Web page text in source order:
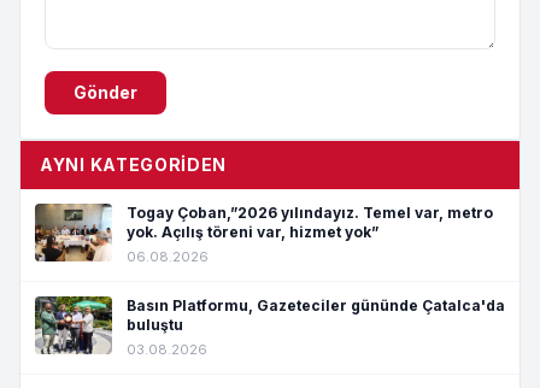
Gönder
AYNI KATEGORIDEN
Togay Çoban,”2026 yılındayız. Temel var, metro
yok. Açılış töreni var, hizmet yok”
06.08.2026
Basın Platformu, Gazeteciler gününde Çatalca'da
buluştu
03.08.2026